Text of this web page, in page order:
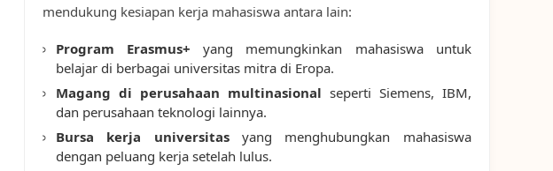
mendukung kesiapan kerja mahasiswa antara lain:
Program Erasmus+ yang memungkinkan mahasiswa untuk
belajar di berbagai universitas mitra di Eropa.
Magang di perusahaan multinasional seperti Siemens, IBM,
dan perusahaan teknologi lainnya.
Bursa kerja universitasyang menghubungkan mahasiswa
dengan peluang kerja setelah lulus.